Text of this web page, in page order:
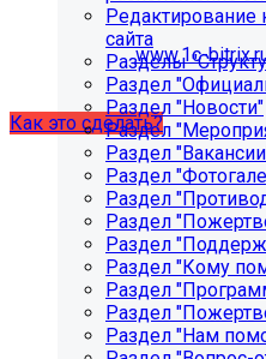
некорректно
Убедитесь, что в
указан адрес:www.1c-
Затем запустите
обновлений».
Как это сделать?
Как добавить
Редактирование
сайта
Разделы
Раздел
Раздел "Новости"
Раздел
Раздел
Раздел
Раздел
Раздел
Раздел
Раздел "Кому
Раздел
Раздел
Раздел "Нам